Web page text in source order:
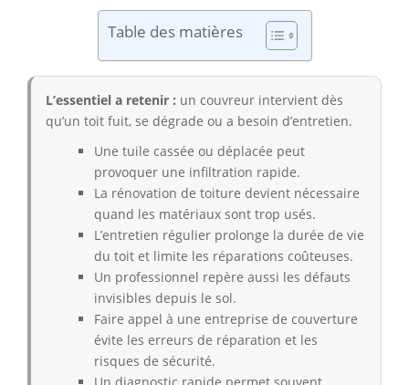
Table des matières
L’essentiel a retenir : un couvreur intervient dès
qu’un toit fuit, se dégrade ou a besoin d’entretien.
Une tuile cassée ou déplacée peut
provoquer une infiltration rapide.
La rénovation de toiture devient nécessaire
quand les matériaux sont trop usés.
L’entretien régulier prolonge la durée de vie
du toit et limite les réparations coûteuses.
Un professionnel repère aussi les défauts
invisibles depuis le sol.
Faire appel à une entreprise de couverture
évite les erreurs de réparation et les
risques de sécurité.